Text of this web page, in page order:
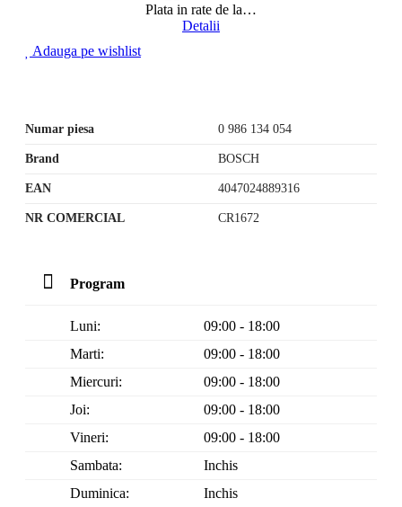
Plata in rate de la…
Detalii
Adauga pe wishlist
Numar piesa 0 986 134 054
Brand BOSCH
EAN 4047024889316
NR COMERCIAL CR1672
Program
Luni:
09:00 - 18:00
Marti:
09:00 - 18:00
Miercuri:
09:00 - 18:00
Joi:
09:00 - 18:00
Vineri:
09:00 - 18:00
Sambata:
Inchis
Duminica:
Inchis